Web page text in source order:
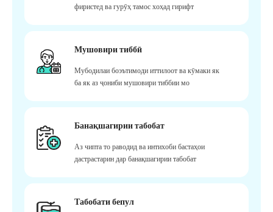
фиристед ва гурӯҳ тамос хоҳад гирифт
Мушовири тиббӣ
Мубодилаи боэътимоди иттилоот ва кӯмаки як
ба як аз ҷониби мушовири тиббии мо
Банақшагирии табобат
Аз чипта то раводид ва интихоби бастаҳои
дастрастарин дар банақшагирии табобат
Табобати бепул